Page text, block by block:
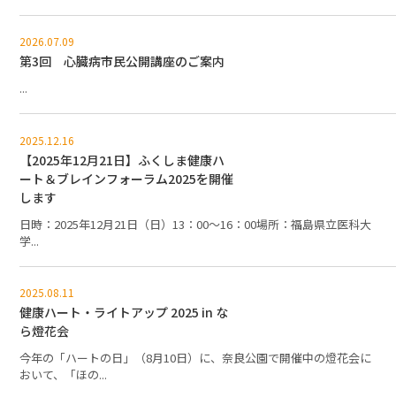
2026.07.09
第3回 心臓病市民公開講座のご案内
...
2025.12.16
【2025年12月21日】ふくしま健康ハ
ート＆ブレインフォーラム2025を開催
します
日時：2025年12月21日（日）13：00～16：00場所：福島県立医科大
学...
2025.08.11
健康ハート・ライトアップ 2025 in な
ら燈花会
今年の「ハートの日」（8月10日）に、奈良公園で開催中の燈花会に
おいて、「ほの...